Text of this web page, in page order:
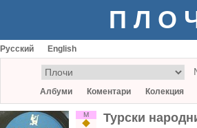
Русский English
Албуми Коментари Колекция
М Турски